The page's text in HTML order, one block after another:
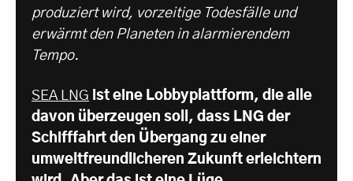
produziert wird, vorzeitige Todesfälle und
erwärmt den Planeten in alarmierendem
Tempo.
SEA LNG ist eine Lobbyplattform, die alle
davon überzeugen soll, dass LNG der
Schifffahrt den Übergang zu einer
umweltfreundlicheren Zukunft erleichtern